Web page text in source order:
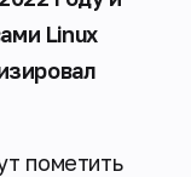
Linux
пометить